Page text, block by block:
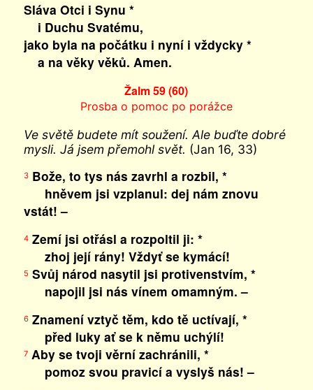
Sláva Otci i Synu *
i Duchu Svatému,
jako byla na počátku i nyní i vždycky *
a na věky věků. Amen.
Žalm 59 (60)
Prosba o pomoc po porážce
Ve světě budete mít soužení. Ale buďte dobré
mysli. Já jsem přemohl svět. (Jan 16, 33)
3Bože, to tys nás zavrhl a rozbil, *
hněvem jsi vzplanul: dej nám znovu
vstát! –
4Zemí jsi otřásl a rozpoltil ji: *
zhoj její rány! Vždyť se kymácí!
5 Svůj národ nasytil jsi protivenstvím, *
napojil jsi nás vínem omamným. –
6Znamení vztyč těm, kdo tě uctívají, *
před luky ať se k němu uchýlí!
7Aby se tvoji věrní zachránili, *
pomoz svou pravicí a vyslyš nás! –